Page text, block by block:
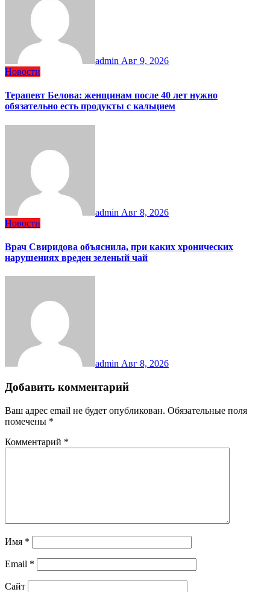
admin Авг 9, 2026
Новости
Терапевт Белова: женщинам после 40 лет нужно
обязательно есть продукты с кальцием
admin Авг 8, 2026
Новости
Врач Свиридова объяснила, при каких хронических
нарушениях вреден зеленый чай
admin Авг 8, 2026
Добавить комментарий
Ваш адрес email не будет опубликован. Обязательные поля
помечены *
Комментарий *
Имя *
Email *
Сайт